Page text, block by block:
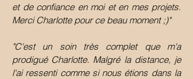
et de confiance en moi et en mes projets.
Merci Charlotte pour ce beau moment ;)"
"C'est un soin très complet que m'a
prodigué Charlotte. Malgré la distance, je
l'ai ressenti comme si nous étions dans la